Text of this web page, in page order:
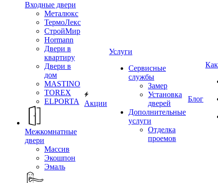
Входные двери
Металюкс
ТермоЛекс
СтройМир
Hormann
Двери в
квартиру
Двери в
дом
MASTINO
TOREX
ELPORTA
Межкомнатные
двери
Массив
Экошпон
Эмаль
Акции
Услуги
Сервисные
службы
Замер
Установка
дверей
Дополнительные
услуги
Отделка
проемов
Блог